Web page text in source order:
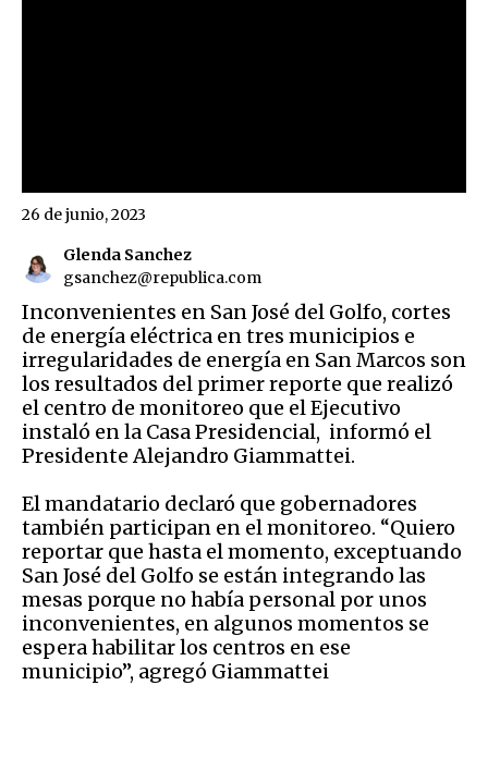
Glenda Sanchez
gsanchez@republica.com
26 de junio, 2023
Inconvenientes en San José del Golfo, cortes
de energía eléctrica en tres municipios e
irregularidades de energía en San Marcos son
los resultados del primer reporte que realizó
el centro de monitoreo que el Ejecutivo
instaló en la Casa Presidencial, informó el
Presidente Alejandro Giammattei.
El mandatario declaró que gobernadores
también participan en el monitoreo. “Quiero
reportar que hasta el momento, exceptuando
San José del Golfo se están integrando las
mesas porque no había personal por unos
inconvenientes, en algunos momentos se
espera habilitar los centros en ese
municipio”, agregó Giammattei